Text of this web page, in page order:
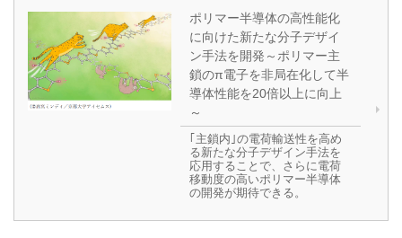
ポリマー半導体の高性能化
に向けた新たな分子デザイ
ン手法を開発～ポリマー主
鎖のπ電子を非局在化して半
導体性能を20倍以上に向上
～
｢主鎖内｣の電荷輸送性を高め
る新たな分子デザイン手法を
応用することで、さらに電荷
移動度の高いポリマー半導体
の開発が期待できる。